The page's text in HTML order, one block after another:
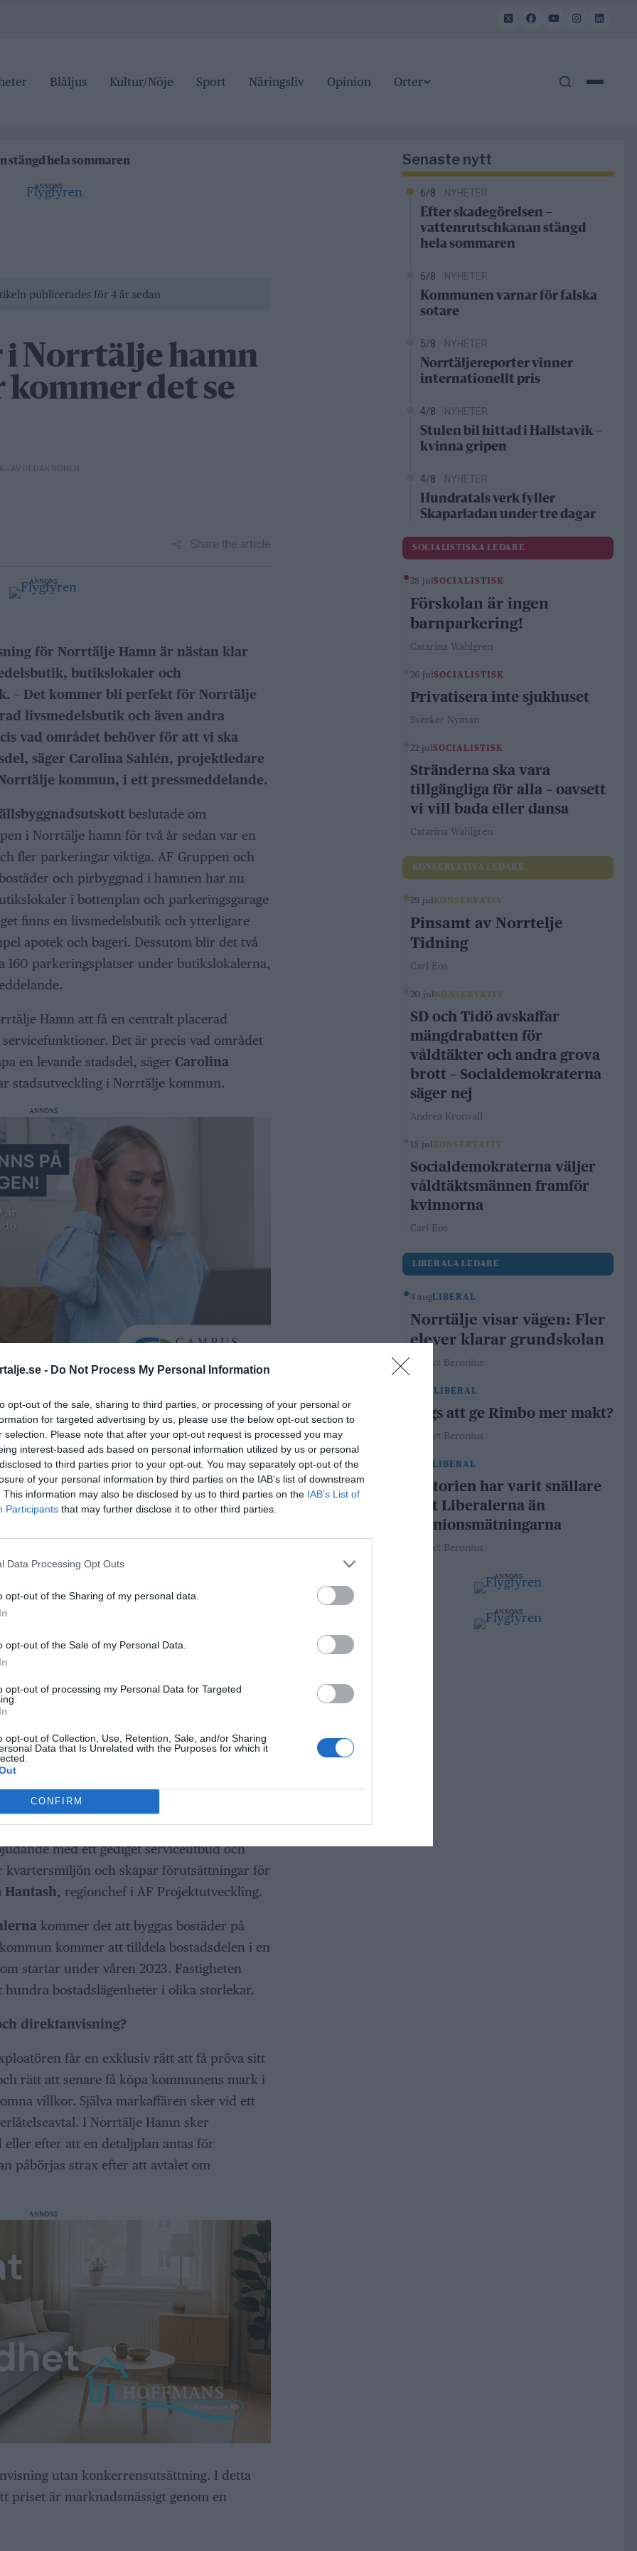
- Do Not Process My Personal Information
opt-out of the sale, sharing to third parties, or processing of your personal or
for targeted advertising by us, please use the below opt-out section to
selection. Please note that after your opt-out request is processed you may
interest-based ads based on personal information utilized by us or personal
to third parties prior to your opt-out. You may separately opt-out of the
of your personal information by third parties on the IAB’s list of downstream
This information may also be disclosed by us to third parties on the IAB’s List of
Participants that may further disclose it to other third parties.
Data Processing Opt Outs
opt-out of the Sharing of my personal data.
opt-out of the Sale of my Personal Data.
opt-out of processing my Personal Data for Targeted
opt-out of Collection, Use, Retention, Sale, and/or Sharing
Data that Is Unrelated with the Purposes for which it
CONFIRM
Blåljus Kultur/Nöje Sport Näringsliv Opinion Orter
stängd hela sommaren
ANNONS
publicerades för 4 år sedan
Norrtälje hamn
kommer det se
– AV REDAKTIONEN
Share the article
ANNONS
för Norrtälje Hamn är nästan klar
butikslokaler och
– Det kommer bli perfekt för Norrtälje
livsmedelsbutik och även andra
vad området behöver för att vi ska
säger Carolina Sahlén, projektledare
kommun, i ett pressmeddelande.
beslutade om
i Norrtälje hamn för två år sedan var en
fler parkeringar viktiga. AF Gruppen och
och pirbyggnad i hamnen har nu
i bottenplan och parkeringsgarage
finns en livsmedelsbutik och ytterligare
apotek och bageri. Dessutom blir det två
160 parkeringsplatser under butikslokalerna,
Hamn att få en centralt placerad
Det är precis vad området
en levande stadsdel, säger Carolina
stadsutveckling i Norrtälje kommun.
ANNONS
för kvarter 13 kommer att delas upp i två
bostadsdel. AF Gruppen och Prevelop har
delen i en affär som är värd drygt tio
kommer det att tillkomma 7,8
kommer att bygga. Förslaget är
delen till AF Gruppen. Beslutet tas av
ut att få in både fler parkeringar och
det kommer bli samordningsvinster
hotellet även bygger de här delarna.
kommunen, säger
pressmeddelandet.
ligga under livsmedelsbutiken kommer att
i kvarteret, inklusive mobilitetsfunktioner
i butikerna. Dessutom kommer
av det blivande hotellet och av
till exempel det kommande badet och andra
och ser positivt på att vi nu får möjligheten
med ett gediget serviceutbud och
kvartersmiljön och skapar förutsättningar för
Hantash, regionchef i AF Projektutveckling.
kommer det att byggas bostäder på
kommer att tilldela bostadsdelen i en
startar under våren 2023. Fastigheten
bostadslägenheter i olika storlekar.
direktanvisning?
får en exklusiv rätt att få pröva sitt
rätt att senare få köpa kommunens mark i
villkor. Själva markaffären sker vid ett
I Norrtälje Hamn sker
efter att en detaljplan antas för
påbörjas strax efter att avtalet om
ANNONS
utan konkerrensutsättning. I detta
priset är marknadsmässigt genom en
Senaste nytt
6/8 NYHETER
Efter skadegörelsen –
vattenrutschkanan stängd
hela sommaren
6/8 NYHETER
Kommunen varnar för falska
sotare
5/8 NYHETER
Norrtäljereporter vinner
internationellt pris
4/8 NYHETER
Stulen bil hittad i Hallstavik –
kvinna gripen
4/8 NYHETER
Hundratals verk fyller
Skaparladan under tre dagar
SOCIALISTISKA LEDARE
28 julSOCIALISTISK
Förskolan är ingen
barnparkering!
Catarina Wahlgren
26 julSOCIALISTISK
Privatisera inte sjukhuset
Sverker Nyman
22 julSOCIALISTISK
Stränderna ska vara
tillgängliga för alla – oavsett
vi vill bada eller dansa
Catarina Wahlgren
KONSERVATIVA LEDARE
29 jul KONSERVATIV
Pinsamt av Norrtelje
Tidning
Carl Eos
20 jul KONSERVATIV
SD och Tidö avskaffar
mängdrabatten för
våldtäkter och andra grova
brott – Socialdemokraterna
säger nej
Andrea Kronvall
15 jul KONSERVATIV
Socialdemokraterna väljer
våldtäktsmännen framför
kvinnorna
Carl Eos
LIBERALA LEDARE
4 augLIBERAL
Norrtälje visar vägen: Fler
elever klarar grundskolan
Robert Beronius
29 julLIBERAL
Dags att ge Rimbo mer makt?
Robert Beronius
LIBERAL
Historien har varit snällare
mot Liberalerna än
opinionsmätningarna
Robert Beronius
ANNONS
ANNONS